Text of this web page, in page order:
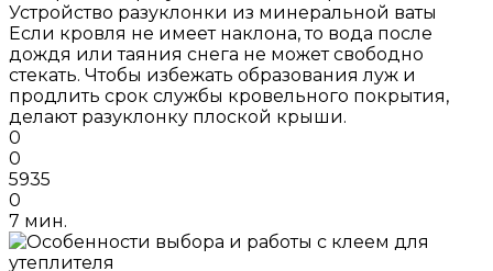
Устройство разуклонки из минеральной ваты
Если кровля не имеет наклона, то вода после
дождя или таяния снега не может свободно
стекать. Чтобы избежать образования луж и
продлить срок службы кровельного покрытия,
делают разуклонку плоской крыши.
0
0
5935
0
7 мин.